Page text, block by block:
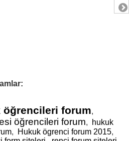
öğrencileri forum,
öğrencileri forum,
hukuk
, Hukuk ögrenci forum 2015,